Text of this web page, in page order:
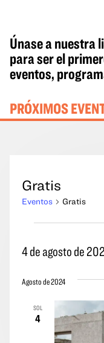
Únase a nuestra
para ser el
eventos,
PRÓXIMOS
Gratis
Eventos Gratis
4 de agosto de
la
Agosto de 2024
SOL
4